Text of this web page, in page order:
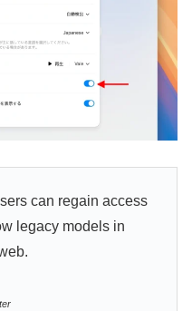
can regain access
legacy models in